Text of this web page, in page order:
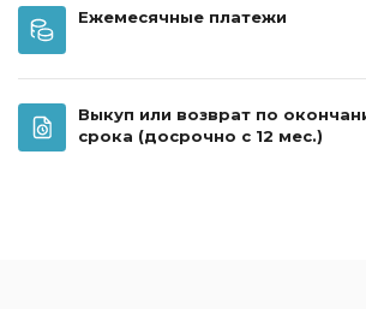
Ежемесячные платежи
Выкуп или возврат по
срока (досрочно с 12 мес.)